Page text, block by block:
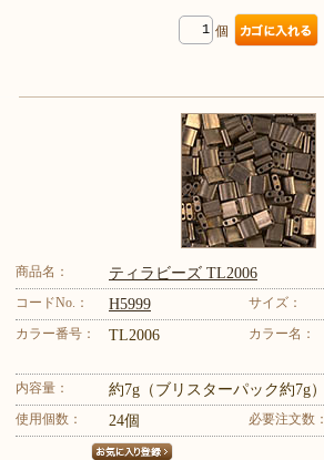
個
商品名： ティラビーズ TL2006
コードNo.： H5999 サイズ：
カラー番号： TL2006 カラー名：
内容量： 約7g（ブリスターパック約7g）
使用個数： 24個 必要注文数：